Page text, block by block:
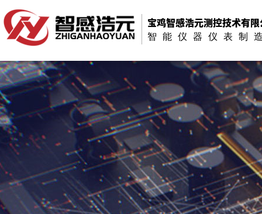
宝鸡智感浩元测控技术有
智能仪器仪表制